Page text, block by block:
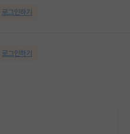
로그인하기
로그인하기